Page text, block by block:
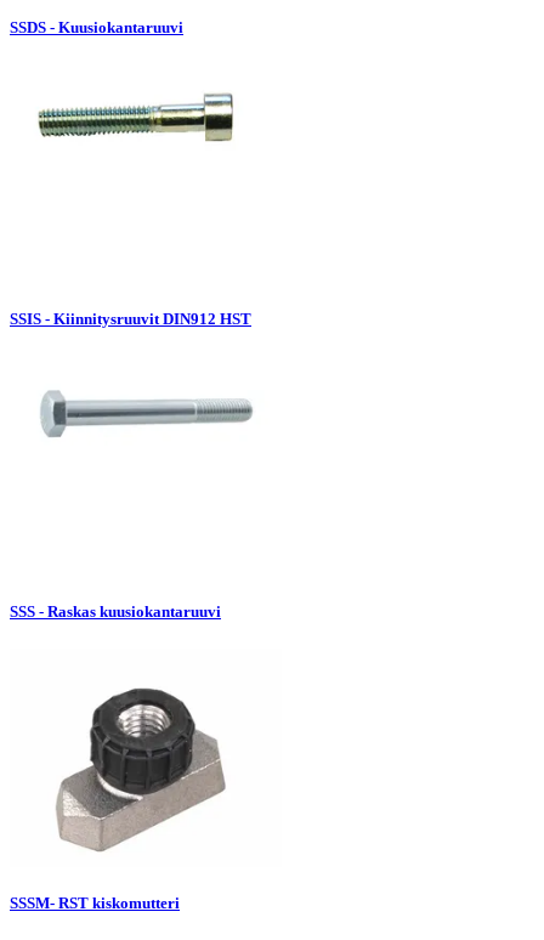
SSDS - Kuusiokantaruuvi
SSIS - Kiinnitysruuvit DIN912 HST
SSS - Raskas kuusiokantaruuvi
SSSM- RST kiskomutteri